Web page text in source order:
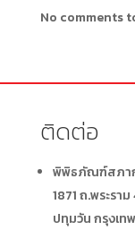
No comments
ติดต่อ
พิพิธภัณฑ์สภา
1871 ถ.พระรา
ปทุมวันกรุงเท